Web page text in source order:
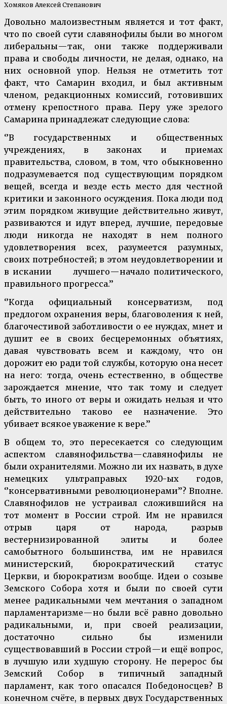
Хомяков Алексей Степанович
Довольно малоизвестным является и тот факт,
что по своей сути славянофилы были во многом
либеральны — так, они также поддерживали
права и свободы личности, не делая, однако, на
них основной упор. Нельзя не отметить тот
факт, что Самарин входил, и был активным
членом, редакционных комиссий, готовивших
отмену крепостного права. Перу уже зрелого
Самарина принадлежат следующие слова:
‘’В государственных и общественных
учреждениях, в законах и приемах
правительства, словом, в том, что обыкновенно
подразумевается под существующим порядком
вещей, всегда и везде есть место для честной
критики и законного осуждения. Пока люди под
этим порядком живущие действительно живут,
развиваются и идут вперед, лучшие, передовые
люди никогда не находят в нем полного
удовлетворения всех, разумеется разумных,
своих потребностей; в этом неудовлетворении и
в искании лучшего — начало политического,
правильного прогресса.’’
‘’Когда официальный консерватизм, под
предлогом охранения веры, благоволения к ней,
благочестивой заботливости о ее нуждах, мнет и
душит ее в своих бесцеремонных объятиях,
давая чувствовать всем и каждому, что он
дорожит ею ради той службы, которую она несет
на него: тогда, очень естественно, в обществе
зарождается мнение, что так тому и следует
быть, то иного от веры и ожидать нельзя и что
действительно таково ее назначение. Это
убивает всякое уважение к вере.’’
В общем то, это пересекается со следующим
аспектом славянофильства — славянофилы не
были охранителями. Можно ли их назвать, в духе
немецких ультраправых 1920-ых годов,
‘’консервативными революционерами’’? Вполне.
Славянофилов не устраивал сложившийся на
тот момент в России строй. Им не нравился
отрыв царя от народа, разрыв
вестернизированной элиты и более
самобытного большинства, им не нравился
министерский, бюрократический статус
Церкви, и бюрократизм вообще. Идеи о созыве
Земского Собора хотя и были по своей сути
менее радикальными чем мечтания о западном
парламентаризме — но были всё равно довольно
радикальными, и, при своей реализации,
достаточно сильно бы изменили
существовавший в России строй — и ещё вопрос,
в лучшую или худшую сторону. Не перерос бы
Земский Собор в типичный западный
парламент, как того опасался Победоносцев? В
конечном счёте, в первых двух Государственных